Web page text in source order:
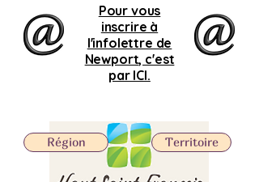
Pour vous
inscrire à
l'infolettre de
Newport, c'est
par ICI.
Territoire
Région